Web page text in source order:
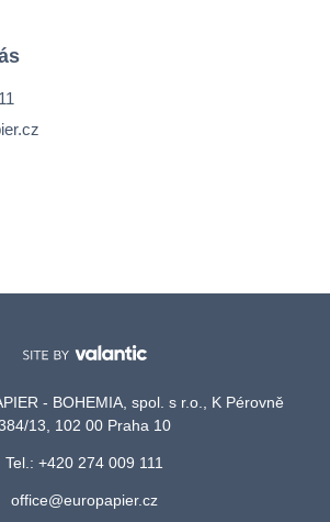
- BOHEMIA, spol. s r.o., K Pérovně
13, 102 00 Praha 10
Tel.: +420 274 009 111
office@europapier.cz